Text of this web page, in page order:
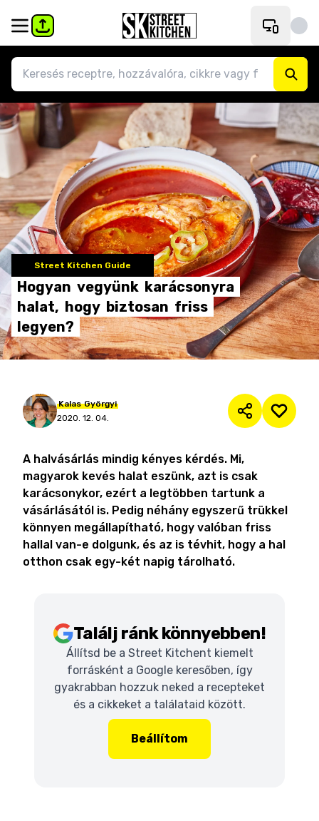
Street Kitchen Guide
Hogyan vegyünk karácsonyra
halat, hogy biztosan friss
legyen?
Kalas Györgyi
2020. 12. 04.
A halvásárlás mindig kényes kérdés. Mi,
magyarok kevés halat eszünk, azt is csak
karácsonykor, ezért a legtöbben tartunk a
vásárlásától is. Pedig néhány egyszerű trükkel
könnyen megállapítható, hogy valóban friss
hallal van-e dolgunk, és az is tévhit, hogy a hal
otthon csak egy-két napig tárolható.
Találj ránk könnyebben!
Állítsd be a Street Kitchent kiemelt
forrásként a Google keresőben, így
gyakrabban hozzuk neked a recepteket
és a cikkeket a találataid között.
Beállítom